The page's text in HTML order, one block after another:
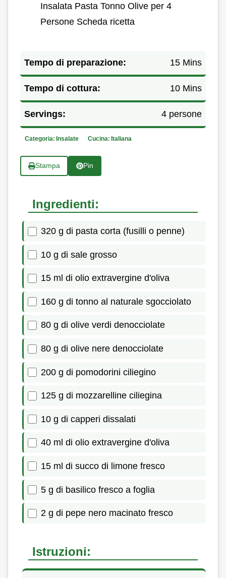
Insalata Pasta Tonno Olive per 4
Persone Scheda ricetta
Tempo di preparazione: 15 Mins
Tempo di cottura: 10 Mins
Servings: 4 persone
Categoria: Insalate Cucina: Italiana
Stampa Pin
Ingredienti:
320 g di pasta corta (fusilli o penne)
10 g di sale grosso
15 ml di olio extravergine d'oliva
160 g di tonno al naturale sgocciolato
80 g di olive verdi denocciolate
80 g di olive nere denocciolate
200 g di pomodorini ciliegino
125 g di mozzarelline ciliegina
10 g di capperi dissalati
40 ml di olio extravergine d'oliva
15 ml di succo di limone fresco
5 g di basilico fresco a foglia
2 g di pepe nero macinato fresco
Istruzioni: